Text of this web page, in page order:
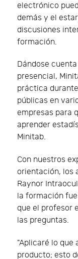
electrónico
demás y el
discusiones
formación.
Dándose
presencial,
práctica
públicas en
empresas para
aprender
Minitab.
Con nuestros
orientación, los
Raynor
la formación
que el profesor
las preguntas.
"Aplicaré lo que
producto; esto